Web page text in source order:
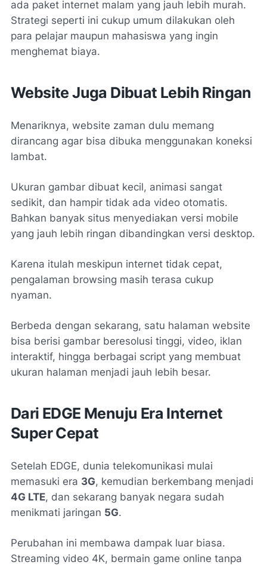
ada paket internet malam yang jauh lebih murah.
Strategi seperti ini cukup umum dilakukan oleh
para pelajar maupun mahasiswa yang ingin
menghemat biaya.
Website Juga Dibuat Lebih Ringan
Menariknya, website zaman dulu memang
dirancang agar bisa dibuka menggunakan koneksi
lambat.
Ukuran gambar dibuat kecil, animasi sangat
sedikit, dan hampir tidak ada video otomatis.
Bahkan banyak situs menyediakan versi mobile
yang jauh lebih ringan dibandingkan versi desktop.
Karena itulah meskipun internet tidak cepat,
pengalaman browsing masih terasa cukup
nyaman.
Berbeda dengan sekarang, satu halaman website
bisa berisi gambar beresolusi tinggi, video, iklan
interaktif, hingga berbagai script yang membuat
ukuran halaman menjadi jauh lebih besar.
Dari EDGE Menuju Era Internet
Super Cepat
Setelah EDGE, dunia telekomunikasi mulai
memasuki era 3G, kemudian berkembang menjadi
4G LTE, dan sekarang banyak negara sudah
menikmati jaringan 5G.
Perubahan ini membawa dampak luar biasa.
Streaming video 4K, bermain game online tanpa